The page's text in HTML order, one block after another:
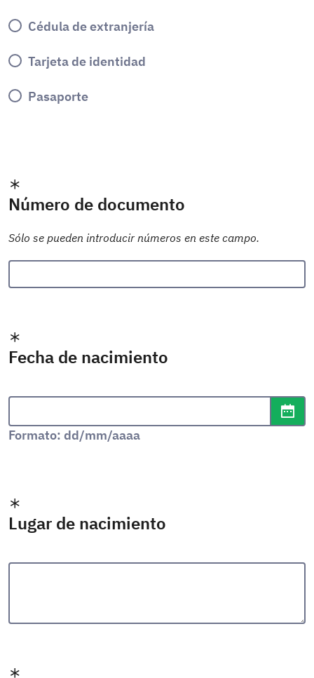
Cédula de extranjería
Tarjeta de identidad
Pasaporte
Número de documento
Sólo se pueden introducir números en este campo.
Fecha de nacimiento
Formato de fecha: dd/mm/aaaa
Formato: dd/mm/aaaa
Lugar de nacimiento